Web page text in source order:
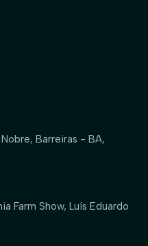
Barreiras - BA,
Farm Show, Luís Eduardo